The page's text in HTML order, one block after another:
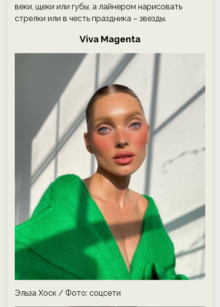
веки, щеки или губы, а лайнером нарисовать
стрелки или в честь праздника – звезды.
Viva Magenta
Эльза Хоск / Фото: соцсети